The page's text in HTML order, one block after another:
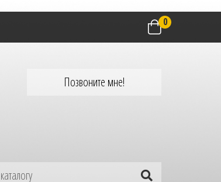
0
Позвоните мне!